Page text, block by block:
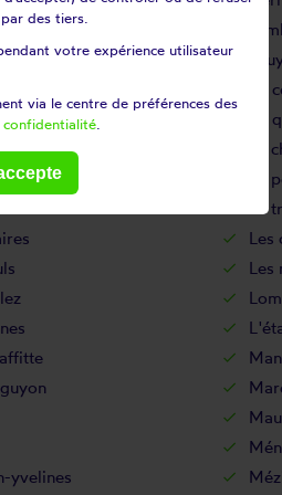
La
La
vexin
Le
Le
Le
Les
Les
yvelines
des tiers.
votre expérience utilisateur
via le centre de préférences des